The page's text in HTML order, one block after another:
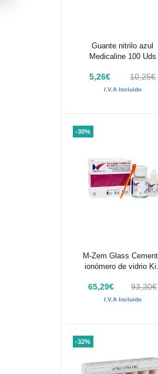
Añadir al carrito
Guante nitrilo azul
Medicaline 100 Uds
5,26€ 10,25€
I.V.A Incluido
-30%
Añadir al carrito
M-Zem Glass
ionómero de vidrio
65,29€ 93,30€
I.V.A Incluido
-32%